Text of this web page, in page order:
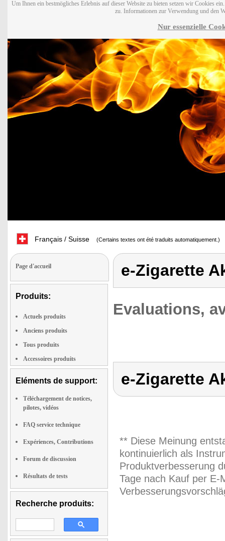
Um Ihnen ein bestmögliches Erlebnis auf dieser Website zu bieten setzen wir Cookies
zu. Informationen zur Verwendung und den
Nur essenzielle
Français / Suisse (Certains textes ont été traduits automatiquement.)
Page d'accueil
Produits:
Actuels produits
Anciens produits
Tous produits
Accessoires produits
Eléments de support:
Téléchargement de notices,
pilotes, vidéos
FAQ service technique
Expériences, Contributions
Forum de discussion
Résultats de tests
Recherche produits:
e-Zigarette
Evaluations,
e-Zigarette
** Diese Meinung
kontinuierlich als
Produktverbesserung
Tage nach Kauf per E-